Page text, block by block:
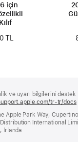
için
TL
ve uyarı bilgilerini destek
tr-tr/docs
Apple Park Way,
International
İrlanda